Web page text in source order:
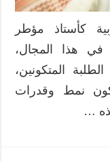
كأستاذ مؤطر
هذا المجال،
المتكونين،
نمط وقدرات
…